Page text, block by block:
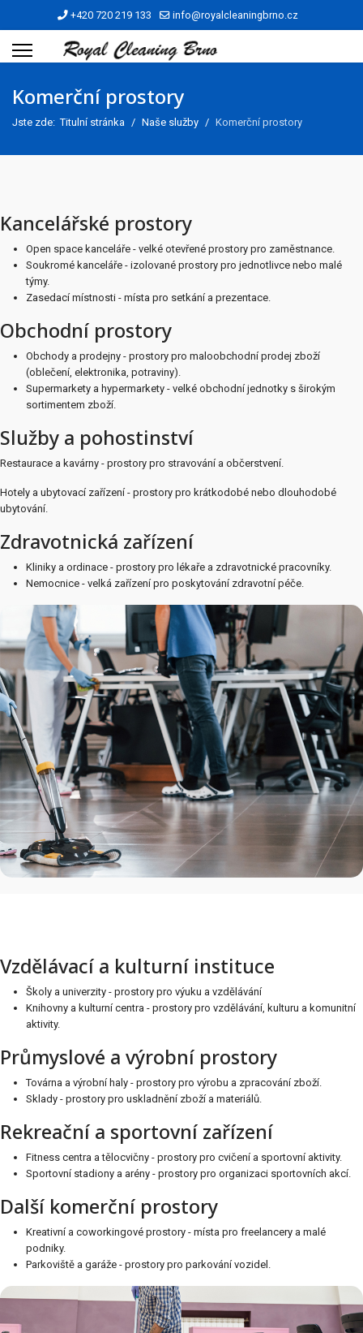
+420 720 219 133 info@royalcleaningbrno.cz
Komerční prostory
Jste zde:Titulní stránka Naše služby Komerční prostory
Kancelářské prostory
Open space kanceláře - velké otevřené prostory pro zaměstnance.
Soukromé kanceláře - izolované prostory pro jednotlivce nebo malé
týmy.
Zasedací místnosti - místa pro setkání a prezentace.
Obchodní prostory
Obchody a prodejny - prostory pro maloobchodní prodej zboží
(oblečení, elektronika, potraviny).
Supermarkety a hypermarkety - velké obchodní jednotky s širokým
sortimentem zboží.
Služby a pohostinství
Restaurace a kavárny - prostory pro stravování a občerstvení.
Hotely a ubytovací zařízení - prostory pro krátkodobé nebo dlouhodobé
ubytování.
Zdravotnická zařízení
Kliniky a ordinace - prostory pro lékaře a zdravotnické pracovníky.
Nemocnice - velká zařízení pro poskytování zdravotní péče.
Vzdělávací a kulturní instituce
Školy a univerzity - prostory pro výuku a vzdělávání
Knihovny a kulturní centra - prostory pro vzdělávání, kulturu a komunitní
aktivity.
Průmyslové a výrobní prostory
Továrna a výrobní haly - prostory pro výrobu a zpracování zboží.
Sklady - prostory pro uskladnění zboží a materiálů.
Rekreační a sportovní zařízení
Fitness centra a tělocvičny - prostory pro cvičení a sportovní aktivity.
Sportovní stadiony a arény - prostory pro organizaci sportovních akcí.
Další komerční prostory
Kreativní a coworkingové prostory - místa pro freelancery a malé
podniky.
Parkoviště a garáže - prostory pro parkování vozidel.